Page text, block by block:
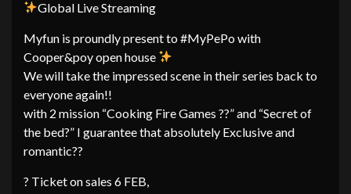
Global Live Streaming
Myfun is proundly present to #MyPePo with
Cooper&poy open house
We will take the impressed scene in their series back to
everyone again!!
with 2 mission “Cooking Fire Games ??” and “Secret of
the bed?” I guarantee that absolutely Exclusive and
romantic??
? Ticket on sales 6 FEB,